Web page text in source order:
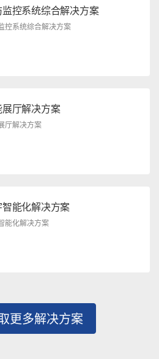
监控系统综合解决方案
控系统综合解决方案
展厅解决方案
厅解决方案
智能化解决方案
能化解决方案
更多解决方案